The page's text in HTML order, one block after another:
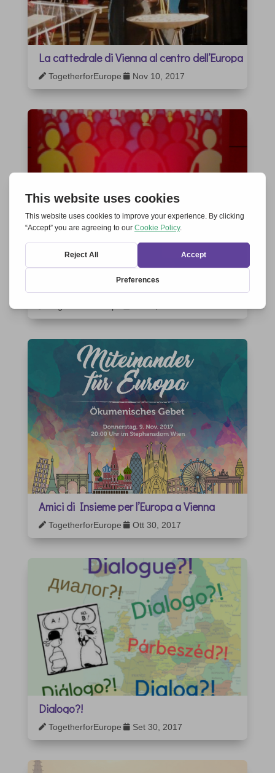
La cattedrale di Vienna al centro dell’Europa
 TogetherforEurope  Nov 10, 2017
Amici di Insieme per l’Europa a Vienna
 TogetherforEurope  Ott 30, 2017
Dialogo?!
 TogetherforEurope  Set 30, 2017